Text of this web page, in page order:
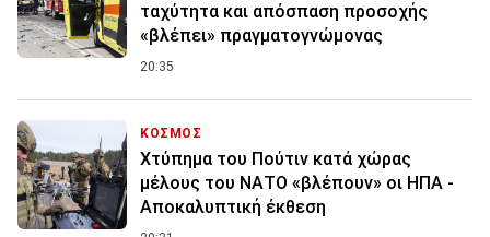
ταχύτητα και απόσπαση προσοχής
«βλέπει» πραγματογνώμονας
20:35
ΚΟΣΜΟΣ
Χτύπημα του Πούτιν κατά χώρας
μέλους του ΝΑΤΟ «βλέπουν» οι ΗΠΑ -
Αποκαλυπτική έκθεση